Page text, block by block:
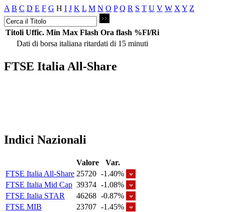
A B C D E F G H I J K L M N O P Q R S T U V W X Y Z
Titoli Uffic. Min Max Flash Ora flash %Fl/Ri
Dati di borsa italiana ritardati di 15 minuti
FTSE Italia All-Share
Indici Nazionali
Valore
Var.
FTSE Italia All-Share 25720 -1.40%
FTSE Italia Mid Cap 39374 -1.08%
FTSE Italia STAR
46268 -0.87%
FTSE MIB
23707 -1.45%